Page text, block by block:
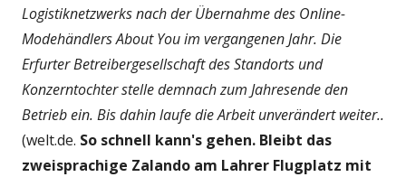
Logistiknetzwerks nach der Übernahme des Online-
Modehändlers About You im vergangenen Jahr. Die
Erfurter Betreibergesellschaft des Standorts und
Konzerntochter stelle demnach zum Jahresende den
Betrieb ein. Bis dahin laufe die Arbeit unverändert weiter..
(welt.de. So schnell kann's gehen. Bleibt das
zweisprachige Zalando am Lahrer Flugplatz mit